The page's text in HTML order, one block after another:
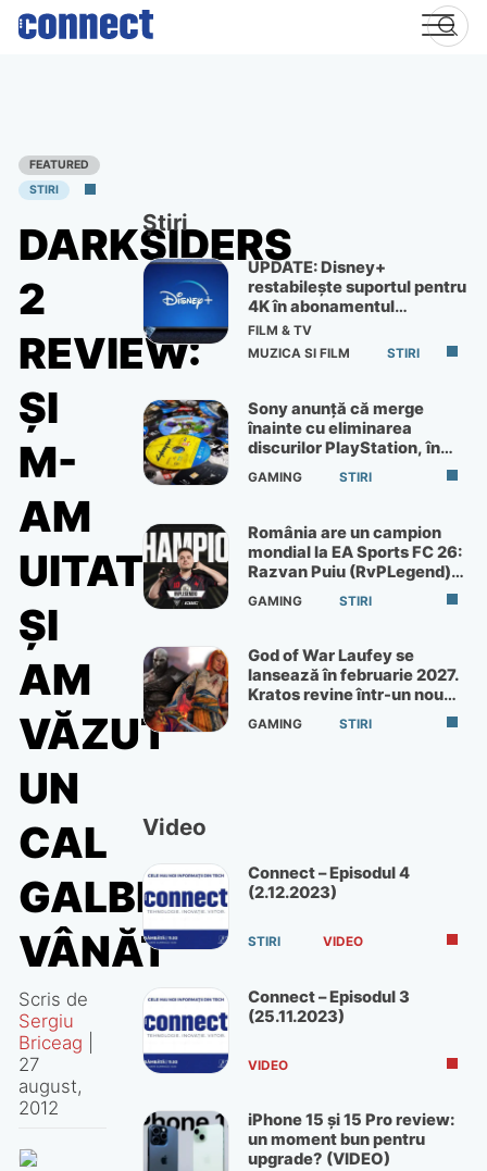
Skip
FEATURED
STIRI
DARKSIDERS
2
REVIEW:
ŞI
M-
AM
UITAT
ŞI
AM
VĂZUT
UN
CAL
GALBEN-
VÂNĂT
Scris de
Sergiu
Briceag
27
august,
2012
Știri
UPDATE: Disney+
restabilește suportul pentru
4K în abonamentul
Premium
FILM & TV
MUZICA SI FILM
STIRI
Sony anunță că merge
înainte cu eliminarea
discurilor PlayStation, în
ciuda protestelor
GAMING STIRI
România are un campion
mondial la EA Sports FC 26:
Razvan Puiu (RvPLegend)
câștigă turneul de la Paris
GAMING STIRI
God of War Laufey se
lansează în februarie 2027.
Kratos revine într-un nou
God of War
GAMING STIRI
Video
Connect – Episodul 4
(2.12.2023)
STIRI VIDEO
Connect – Episodul 3
(25.11.2023)
VIDEO
iPhone 15 și 15 Pro review:
un moment bun pentru
upgrade? (VIDEO)